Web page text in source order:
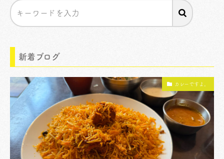
新着ブログ
カレーですよ。